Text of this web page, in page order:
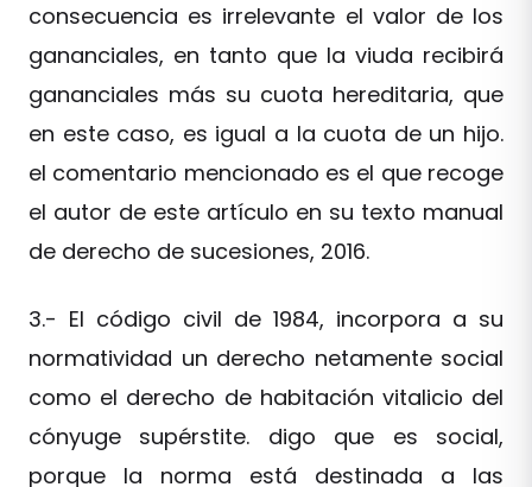
consecuencia es irrelevante el valor de los
gananciales, en tanto que la viuda recibirá
gananciales más su cuota hereditaria, que
en este caso, es igual a la cuota de un hijo.
el comentario mencionado es el que recoge
el autor de este artículo en su texto manual
de derecho de sucesiones, 2016.
3.- El código civil de 1984, incorpora a su
normatividad un derecho netamente social
como el derecho de habitación vitalicio del
cónyuge supérstite. digo que es social,
porque la norma está destinada a las